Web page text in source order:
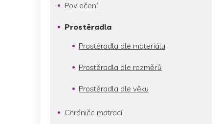
Povlečení
Prostěradla
Prostěradla dle materiálu
Prostěradla dle rozměrů
Prostěradla dle věku
Chrániče matrací